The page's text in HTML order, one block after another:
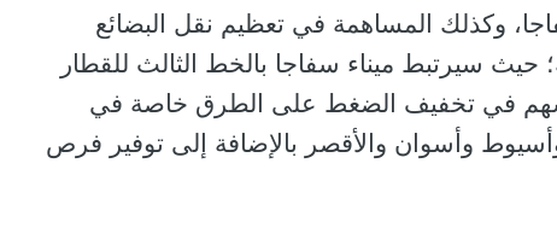
وكذلك المساهمة في تعظيم نقل البضائع
حيث سيرتبط ميناء سفاجا بالخط الثالث للقطار
يسهم في تخفيف الضغط على الطرق خاصة في
وأسوان والأقصر بالإضافة إلى توفير فرص